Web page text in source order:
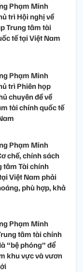
Phạm Minh
trì Hội nghị về
Trung tâm tài
tế tại Việt Nam
Phạm Minh
trì Phiên họp
chuyên đề về
tài chính quốc tế
Phạm Minh
chế, chính sách
tâm Tài chính
Việt Nam phải
phù hợp, khả
Phạm Minh
tâm tài chính
“bệ phóng” để
khu vực và vươn